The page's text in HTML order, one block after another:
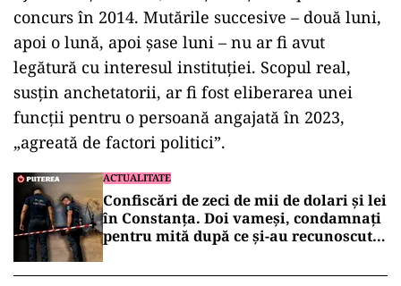
concurs în 2014. Mutările succesive – două luni,
apoi o lună, apoi șase luni – nu ar fi avut
legătură cu interesul instituției. Scopul real,
susțin anchetatorii, ar fi fost eliberarea unei
funcții pentru o persoană angajată în 2023,
„agreată de factori politici”.
ACTUALITATE
Confiscări de zeci de mii de dolari și lei
în Constanța. Doi vameși, condamnați
pentru mită după ce și-au recunoscut